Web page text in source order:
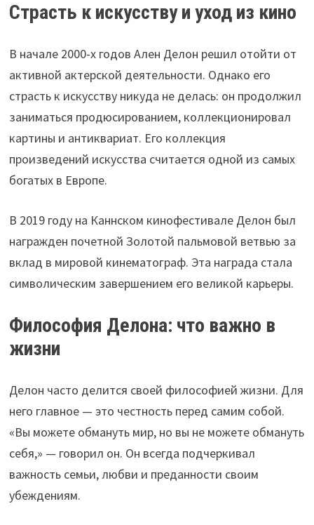
Страсть к искусству и уход из кино
В начале 2000-х годов Ален Делон решил отойти от
активной актерской деятельности. Однако его
страсть к искусству никуда не делась: он продолжил
заниматься продюсированием, коллекционировал
картины и антиквариат. Его коллекция
произведений искусства считается одной из самых
богатых в Европе.
В 2019 году на Каннском кинофестивале Делон был
награжден почетной Золотой пальмовой ветвью за
вклад в мировой кинематограф. Эта награда стала
символическим завершением его великой карьеры.
Философия Делона: что важно в
жизни
Делон часто делится своей философией жизни. Для
него главное — это честность перед самим собой.
«Вы можете обмануть мир, но вы не можете обмануть
себя,» — говорил он. Он всегда подчеркивал
важность семьи, любви и преданности своим
убеждениям.